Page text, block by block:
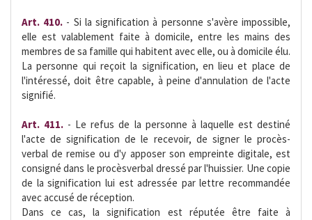
Art. 410. - Si la signification à personne s'avère impossible,
elle est valablement faite à domicile, entre les mains des
membres de sa famille qui habitent avec elle, ou à domicile élu.
La personne qui reçoit la signification, en lieu et place de
l'intéressé, doit être capable, à peine d'annulation de l'acte
signifié.
Art. 411. - Le refus de la personne à laquelle est destiné
l'acte de signification de le recevoir, de signer le procès-
verbal de remise ou d'y apposer son empreinte digitale, est
consigné dans le procèsverbal dressé par l'huissier. Une copie
de la signification lui est adressée par lettre recommandée
avec accusé de réception.
Dans ce cas, la signification est réputée être faite à